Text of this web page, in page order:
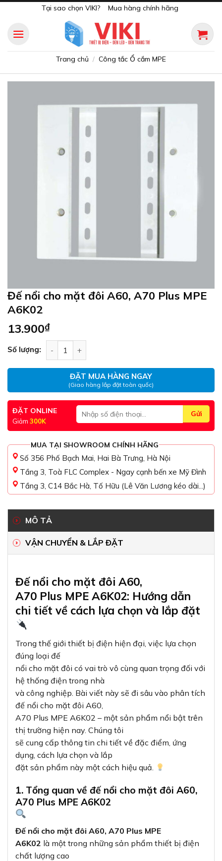
content
Tại sao chọn VIKI? Mua hàng chính hãng
Trang chủ / Công tắc Ổ cắm MPE
Đế nổi cho mặt đôi A60, A70 Plus MPE
A6K02
13.900₫
Số lượng:
ĐẶT MUA HÀNG NGAY
(Giao hàng lắp đặt toàn quốc)
ĐẶT ONLINE
Giảm 300K
MUA TẠI SHOWROOM CHÍNH HÃNG
Số 356 Phố Bạch Mai, Hai Bà Trưng, Hà Nội
Tầng 3, Toà FLC Complex - Ngay cạnh bến xe Mỹ Đình
Tầng 3, C14 Bắc Hà, Tố Hữu (Lê Văn Lương kéo dài...)
MÔ TẢ
VẬN CHUYỂN & LẮP ĐẶT
Đế nổi cho mặt đôi A60,
A70 Plus MPE A6K02: Hướng dẫn
chi tiết về cách lựa chọn và lắp đặt
Trong thế giới thiết bị điện hiện đại, việc lựa chọn
đúng loại đế
nổi cho mặt đôi có vai trò vô cùng quan trọng đối với
hệ thống điện trong nhà
và công nghiệp. Bài viết này sẽ đi sâu vào phân tích
đế nổi cho mặt đôi A60,
A70 Plus MPE A6K02 – một sản phẩm nổi bật trên
thị trường hiện nay. Chúng tôi
sẽ cung cấp thông tin chi tiết về đặc điểm, ứng
dụng, cách lựa chọn và lắp
đặt sản phẩm này một cách hiệu quả.
1. Tổng quan về đế nổi cho mặt đôi A60,
A70 Plus MPE A6K02
Đế nổi cho mặt đôi A60, A70 Plus MPE
A6K02 là một trong những sản phẩm thiết bị điện
chất lượng cao